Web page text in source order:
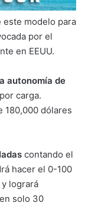
este modelo para
por el
en EEUU.
autonomía de
carga.
180,000 dólares
contando el
hacer el 0-100
logrará
solo 30